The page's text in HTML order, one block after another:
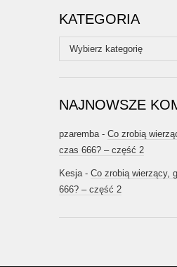
KATEGORIA
Kategoria
NAJNOWSZE
pzaremba- Co zrobią
czas 666? – część 2
Kesja- Co zrobią wierzący,
666? – część 2